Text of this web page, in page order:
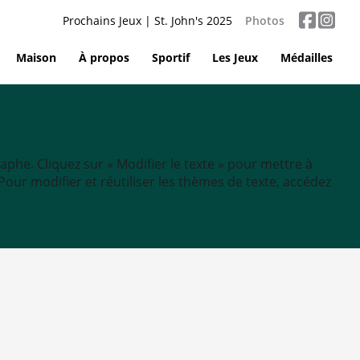
Prochains Jeux | St. John's 2025 Photos
Maison À propos Sportif Les Jeux Médailles
Cliquez sur « Modifier le texte » pour mettre à
modifier et réutiliser les thèmes de texte, accédez